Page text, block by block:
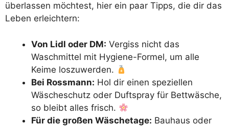
überlassen möchtest, hier ein paar Tipps, die dir das
Leben erleichtern:
Von Lidl oder DM: Vergiss nicht das
Waschmittel mit Hygiene-Formel, um alle
Keime loszuwerden.
Bei Rossmann: Hol dir einen speziellen
Wäscheschutz oder Duftspray für Bettwäsche,
so bleibt alles frisch.
Für die großen Wäschetage: Bauhaus oder